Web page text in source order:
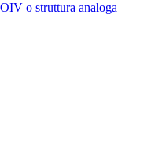
o struttura analoga